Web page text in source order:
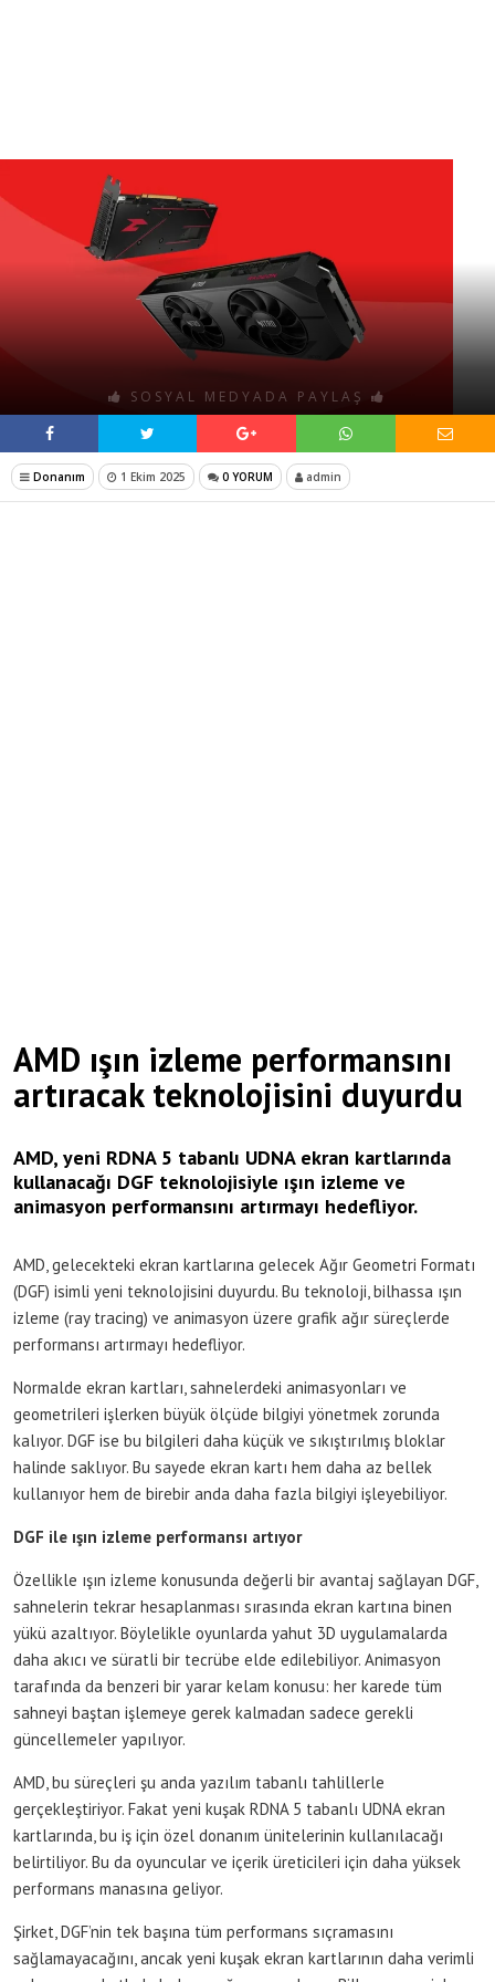
SOSYAL MEDYADA PAYLAŞ
Donanım 1 Ekim 2025 0 YORUM admin
AMD ışın izleme performansını
artıracak teknolojisini duyurdu
AMD, yeni RDNA 5 tabanlı UDNA ekran kartlarında
kullanacağı DGF teknolojisiyle ışın izleme ve
animasyon performansını artırmayı hedefliyor.
AMD, gelecekteki ekran kartlarına gelecek Ağır Geometri Formatı
(DGF) isimli yeni teknolojisini duyurdu. Bu teknoloji, bilhassa ışın
izleme (ray tracing) ve animasyon üzere grafik ağır süreçlerde
performansı artırmayı hedefliyor.
Normalde ekran kartları, sahnelerdeki animasyonları ve
geometrileri işlerken büyük ölçüde bilgiyi yönetmek zorunda
kalıyor. DGF ise bu bilgileri daha küçük ve sıkıştırılmış bloklar
halinde saklıyor. Bu sayede ekran kartı hem daha az bellek
kullanıyor hem de birebir anda daha fazla bilgiyi işleyebiliyor.
DGF ile ışın izleme performansı artıyor
Özellikle ışın izleme konusunda değerli bir avantaj sağlayan DGF,
sahnelerin tekrar hesaplanması sırasında ekran kartına binen
yükü azaltıyor. Böylelikle oyunlarda yahut 3D uygulamalarda
daha akıcı ve süratli bir tecrübe elde edilebiliyor. Animasyon
tarafında da benzeri bir yarar kelam konusu: her karede tüm
sahneyi baştan işlemeye gerek kalmadan sadece gerekli
güncellemeler yapılıyor.
AMD, bu süreçleri şu anda yazılım tabanlı tahlillerle
gerçekleştiriyor. Fakat yeni kuşak RDNA 5 tabanlı UDNA ekran
kartlarında, bu iş için özel donanım ünitelerinin kullanılacağı
belirtiliyor. Bu da oyuncular ve içerik üreticileri için daha yüksek
performans manasına geliyor.
Şirket, DGF’nin tek başına tüm performans sıçramasını
sağlamayacağını, ancak yeni kuşak ekran kartlarının daha verimli